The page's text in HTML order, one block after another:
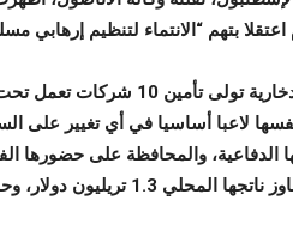
بتهم “الانتماء لتنظيم إرهابي
تعمل تحت مجموعة أسان.
لاعبا أساسيا في أي تغيير على
الدفاعية، والمحافظة على حضورها